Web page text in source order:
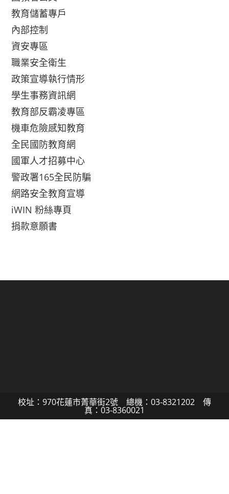
教育儲蓄專戶
內部控制
資安專區
職業安全衛生
政策宣導執行情形
學生事務資訊網
教育部反霸凌專區
機車危險感知教育
全民國防教育網
國軍人才招募中心
警政署165全民防騙
網路安全教育宣導
iWIN 粉絲專頁
捐款意願書
校址：970花蓮市菁華街2號 總機：03-8321202 傳
真：03-8360021